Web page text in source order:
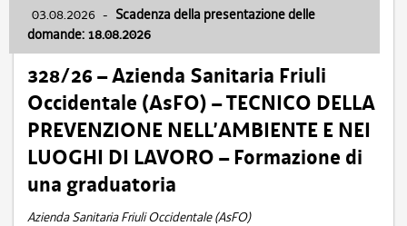
03.08.2026 - Scadenza della presentazione delle
domande: 18.08.2026
328/26 – Azienda Sanitaria Friuli
Occidentale (AsFO) – TECNICO DELLA
PREVENZIONE NELL’AMBIENTE E NEI
LUOGHI DI LAVORO – Formazione di
una graduatoria
Azienda Sanitaria Friuli Occidentale (AsFO)